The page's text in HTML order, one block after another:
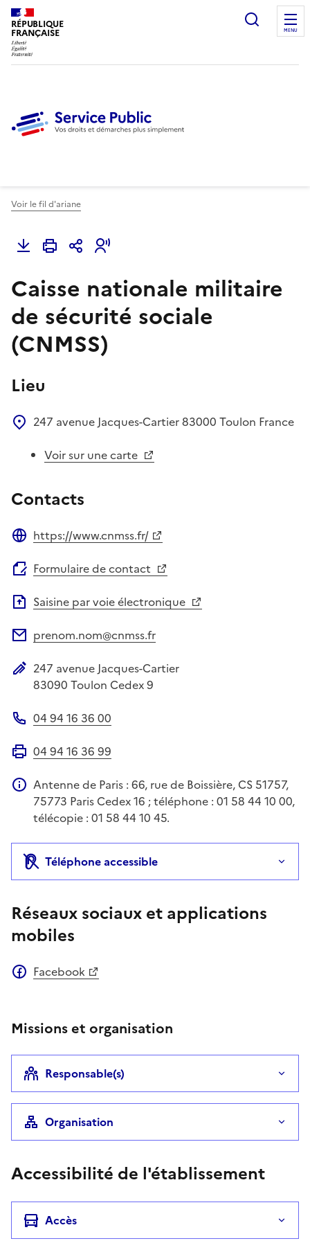
RÉPUBLIQUE
FRANÇAISE
Ouvrir
MENU
Voir le fil d'ariane
Caisse nationale militaire
de sécurité sociale
(CNMSS)
Lieu
247 avenue Jacques-Cartier83000 Toulon France
Voir sur une carte
Contacts
https://www.cnmss.fr/
Formulaire de contact
Saisine par voie électronique
prenom.nom@cnmss.fr
Adresse postale
247 avenue Jacques-Cartier
83090 Toulon Cedex 9
04 94 16 36 00
04 94 16 36 99
Information complémentaire
Antenne de Paris : 66, rue de Boissière, CS 51757,
75773 Paris Cedex 16 ; téléphone : 01 58 44 10 00,
télécopie : 01 58 44 10 45.
Téléphone accessible
Réseaux sociaux et applications
mobiles
Facebook
Missions et organisation
Responsable(s)
Organisation
Accessibilité de l'établissement
Accès